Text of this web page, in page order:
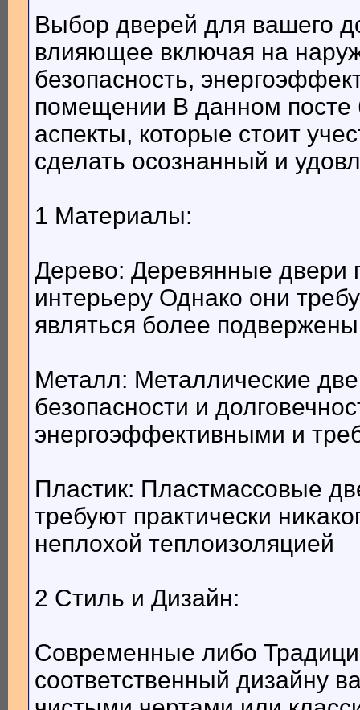
Выбор дверей для вашего
влияющее включая на
безопасность,
помещении В данном посте
аспекты, которые стоит
сделать осознанный и
1 Материалы:
Дерево: Деревянные двери
интерьеру Однако они
являться более
Металл: Металлические
безопасности и
энергоэффективными и
Пластик: Пластмассовые
требуют практически
неплохой теплоизоляцией
2 Стиль и Дизайн:
Современные либо
соответственный дизайну